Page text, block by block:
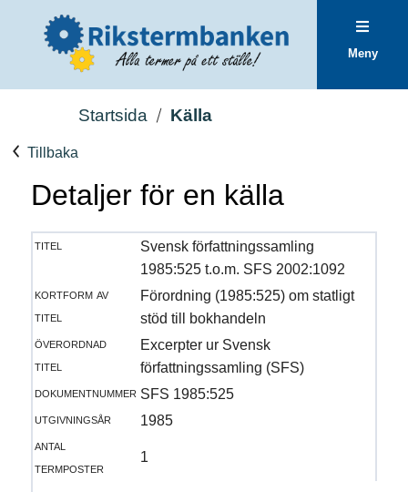
Meny
Startsida Källa
Tillbaka
Detaljer för en källa
titel
Svensk författningssamling
1985:525 t.o.m. SFS 2002:1092
kortform av
titel
Förordning (1985:525) om statligt
stöd till bokhandeln
överordnad
titel
Excerpter ur Svensk
författningssamling (SFS)
dokumentnummer SFS 1985:525
utgivningsår
1985
antal
termposter
1